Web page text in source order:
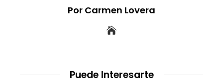
Por Carmen Lovera
Puede Interesarte